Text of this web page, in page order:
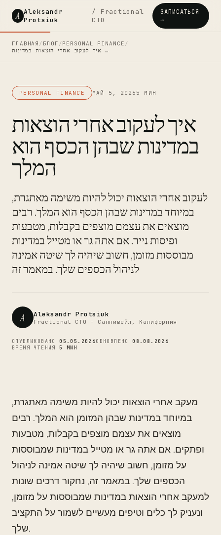
A Aleksandr
Protsiuk
/ Fractional
CTO
ЗАПИСАТЬСЯ
→
ГЛАВНАЯ / БЛОГ /PERSONAL FINANCE /
איך לעקוב אחרי הוצאות במדינות …
PERSONAL FINANCE МАЙ 5, 2026 5 МИН
איך לעקוב אחרי הוצאות
במדינות שבהן הכסף הוא
המלך
לעקוב אחרי הוצאות יכול להיות משימה מאתגרת,
במיוחד במדינות שבהן הכסף הוא המלך. רבים
מוצאים את עצמם מוצפים בקבלות, מטבעות
ופיסות נייר. אם אתה גר או מטייל במדינות
מבוססות מזומן, חשוב שיהיה לך שיטה אמינה
לניהול הכספים שלך. במאמר זה
A Aleksandr Protsiuk
Fractional CTO - Саннивейл, Калифорния
ОПУБЛИКОВАНО05.05.2026ОБНОВЛЕНО08.08.2026
ВРЕМЯ ЧТЕНИЯ5 МИН
מעקב אחרי הוצאות יכול להיות משימה מאתגרת,
במיוחד במדינות שבהן המזומן הוא המלך. רבים
מוצאים את עצמם מוצפים בקבלות, מטבעות
ופתקים. אם אתה גר או מטייל במדינות שמבוססות
על מזומן, חשוב שיהיה לך שיטה אמינה לניהול
הכספים שלך. במאמר זה, נחקור דרכים שונות
למעקב אחרי הוצאות במדינות שמבוססות על מזומן,
ונעניק לך כלים וטיפים מעשיים לשמור על התקציב
שלך.